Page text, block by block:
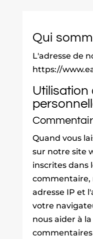
Qui
L'adresse de
https://
Utilisation
Quand vous
sur notre site
inscrites dans
commentaire,
adresse IP et
votre
nous aider à